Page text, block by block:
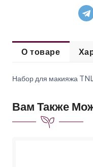
О товаре
Набор для макияжа
Вам Также